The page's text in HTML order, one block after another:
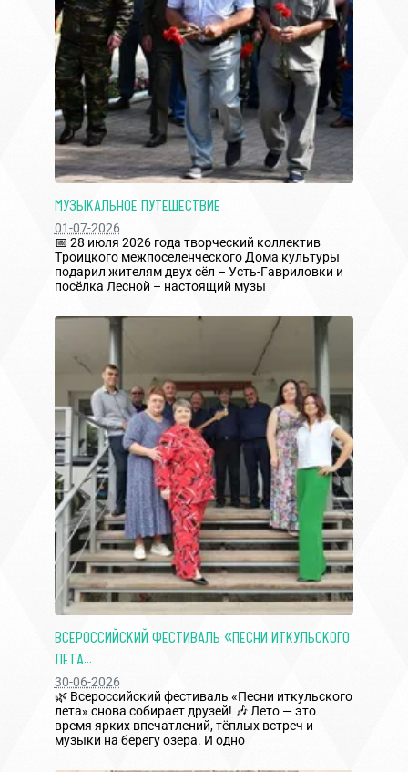
МУЗЫКАЛЬНОЕ ПУТЕШЕСТВИЕ
01-07-2026
📅 28 июля 2026 года творческий коллектив
Троицкого межпоселенческого Дома культуры
подарил жителям двух сёл – Усть-Гавриловки и
посёлка Лесной – настоящий музы
ВСЕРОССИЙСКИЙ ФЕСТИВАЛЬ «ПЕСНИ ИТКУЛЬСКОГО
ЛЕТА...
30-06-2026
🌿 Всероссийский фестиваль «Песни иткульского
лета» снова собирает друзей! 🎶 Лето — это
время ярких впечатлений, тёплых встреч и
музыки на берегу озера. И одно